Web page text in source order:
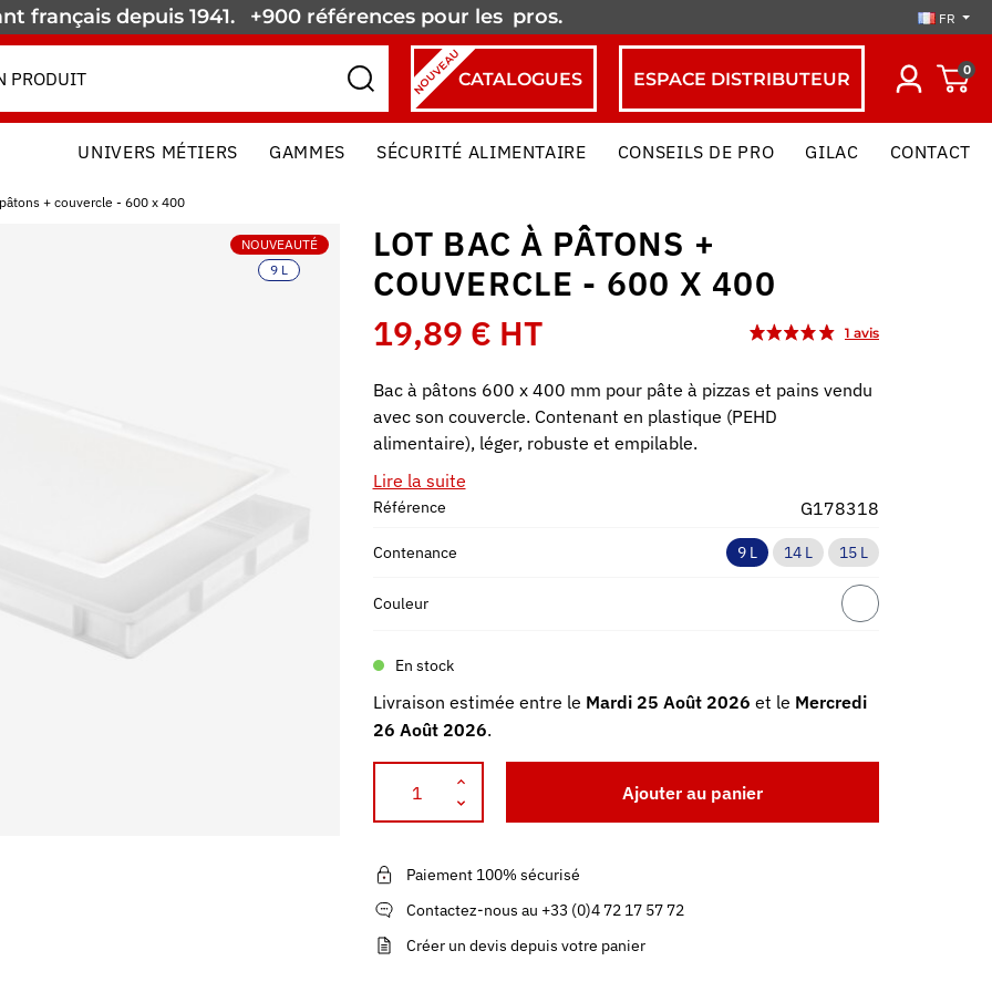
français depuis 1941. +900 références pour les pros. FR
NOUVEAUCATALOGUES ESPACE DISTRIBUTEUR 0
UNIVERS MÉTIERS GAMMES SÉCURITÉ ALIMENTAIRE CONSEILS DE PRO GILAC CONTACT
+ couvercle - 600 x 400
NOUVEAUTÉ
9 L
LOT BAC À PÂTONS +
COUVERCLE - 600 X 400
19,89 € HT
Bac à pâtons 600 x 400 mm pour pâte à pizzas et pains vendu
avec son couvercle. Contenant en plastique (PEHD
alimentaire), léger, robuste et empilable.
Lire la suite
Référence G178318
Contenance 9 L 14 L 15 L
Couleur
En stock
Livraison estimée entre le Mardi 25 Août 2026 et le Mercredi
26 Août 2026.
Ajouter au panier
Paiement 100% sécurisé
Contactez-nous au +33 (0)4 72 17 57 72
Créer un devis depuis votre panier